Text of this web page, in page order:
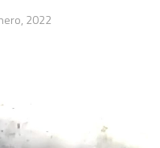
2022